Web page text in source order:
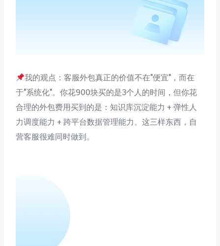
我的观点：客服外包真正的价值不在"便宜"，而在
于"系统化"。你花900块买的是3个人的时间，但你花
合理的外包费用买到的是：知识库沉淀能力 + 弹性人
力调度能力 + 跨平台数据管理能力。这三样东西，自
营客服很难同时做到。